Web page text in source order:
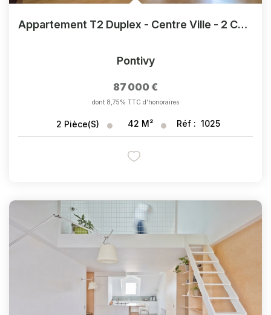
Appartement T2 Duplex - Centre Ville - 2 Chambres Possibles
Pontivy
87 000 €
dont 8,75% TTC d'honoraires
2 Pièce(s) 42 M² Réf : 1025